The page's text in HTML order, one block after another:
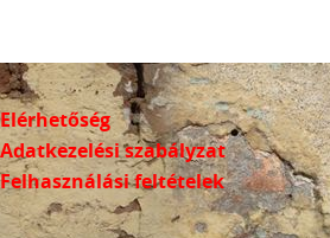
Elérhetőség
Adatkezelési szabályzat
Felhasználási feltételek